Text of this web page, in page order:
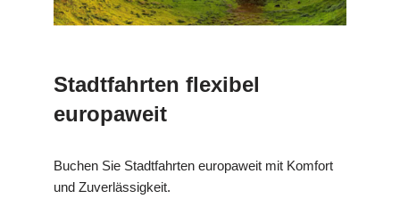
Stadtfahrten flexibel
europaweit
Buchen Sie Stadtfahrten europaweit mit Komfort
und Zuverlässigkeit.